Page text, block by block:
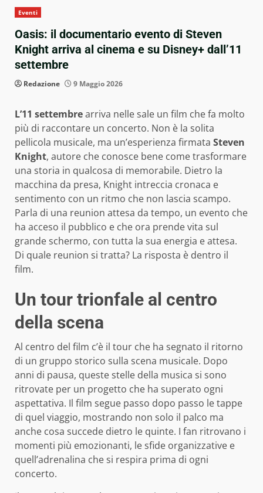
Eventi
Oasis: il documentario evento di Steven
Knight arriva al cinema e su Disney+ dall’11
settembre
Redazione 9 Maggio 2026
L’11 settembrearriva nelle sale un film che fa molto
più di raccontare un concerto. Non è la solita
pellicola musicale, ma un’esperienza firmata Steven
Knight, autore che conosce bene come trasformare
una storia in qualcosa di memorabile. Dietro la
macchina da presa, Knight intreccia cronaca e
sentimento con un ritmo che non lascia scampo.
Parla di una reunion attesa da tempo, un evento che
ha acceso il pubblico e che ora prende vita sul
grande schermo, con tutta la sua energia e attesa.
Di quale reunion si tratta? La risposta è dentro il
film.
Un tour trionfale al centro
della scena
Al centro del film c’è il tour che ha segnato il ritorno
di un gruppo storico sulla scena musicale. Dopo
anni di pausa, queste stelle della musica si sono
ritrovate per un progetto che ha superato ogni
aspettativa. Il film segue passo dopo passo le tappe
di quel viaggio, mostrando non solo il palco ma
anche cosa succede dietro le quinte. I fan ritrovano i
momenti più emozionanti, le sfide organizzative e
quell’adrenalina che si respira prima di ogni
concerto.